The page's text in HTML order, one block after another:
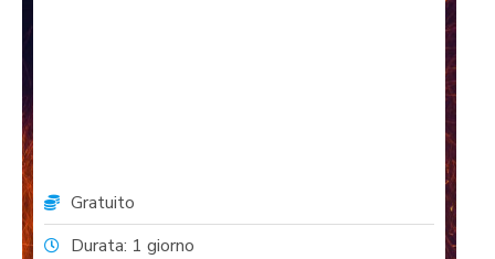
Gratuito
Durata: 1 giorno